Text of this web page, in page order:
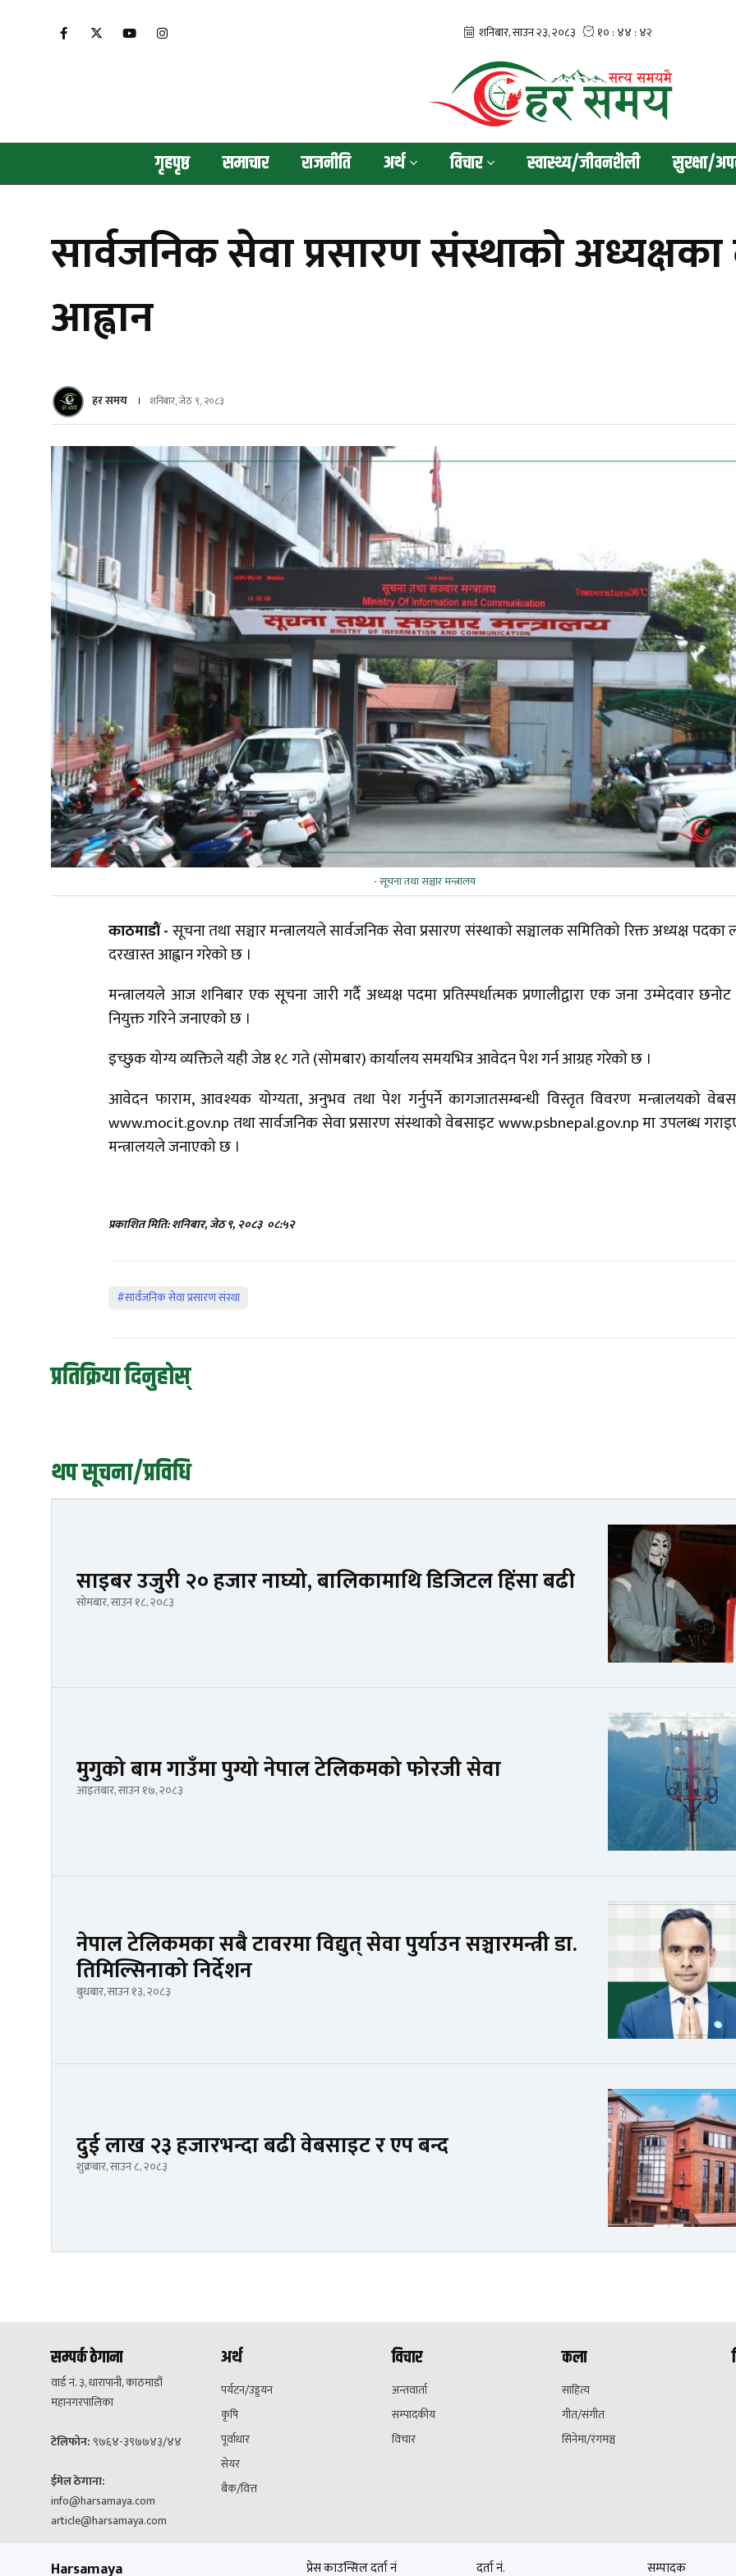
गृहपृष्ठ समाचार राजनीति अर्थ विचार स्वास्थ्य/जीवनशैली सुरक्षा/
सार्वजनिक सेवा प्रसारण संस्थाको
आह्वान
हर समय शनिबार, जेठ ९, २०८३
- सूचना तथा सञ्चार मन्त्रालय
काठमाडौं -सूचना तथा सञ्चार मन्त्रालयले सार्वजनिक सेवा प्रसारण संस्थाको सञ्चालक समितिको रिक्त अध्यक्ष पदका
दरखास्त आह्वान गरेको छ ।
मन्त्रालयले आज शनिबार एक सूचना जारी गर्दै अध्यक्ष पदमा प्रतिस्पर्धात्मक प्रणालीद्वारा एक जना उम्मेदवार छनोट
नियुक्त गरिने जनाएको छ ।
इच्छुक योग्य व्यक्तिले यही जेष्ठ १८ गते (सोमबार) कार्यालय समयभित्र आवेदन पेश गर्न आग्रह गरेको छ ।
आवेदन फाराम, आवश्यक योग्यता, अनुभव तथा पेश गर्नुपर्ने कागजातसम्बन्धी विस्तृत विवरण मन्त्रालयको
www.mocit.gov.np तथा सार्वजनिक सेवा प्रसारण संस्थाको वेबसाइट www.psbnepal.gov.np मा उपलब्ध
मन्त्रालयले जनाएको छ ।
प्रकाशित मिति: शनिबार, जेठ ९, २०८३ ०८:५२
#सार्वजनिक सेवा प्रसारण संस्था
प्रतिक्रिया दिनुहोस्
थप सूचना/प्रविधि
साइबर उजुरी २० हजार नाघ्यो, बालिकामाथि डिजिटल हिंसा बढी
सोमबार, साउन १८, २०८३
मुगुको बाम गाउँमा पुग्यो नेपाल टेलिकमको फोरजी सेवा
आइतबार, साउन १७, २०८३
नेपाल टेलिकमका सबै टावरमा विद्युत् सेवा पुर्याउन सञ्चारमन्त्री डा.
तिमिल्सिनाको निर्देशन
बुधबार, साउन १३, २०८३
दुई लाख २३ हजारभन्दा बढी वेबसाइट र एप बन्द
शुक्रबार, साउन ८, २०८३
सम्पर्क ठेगाना
वार्ड नं. ३, धारापानी, काठमाडौं
महानगरपालिका
टेलिफोन: ९७६४-३९७७४३/४४
ईमेल ठेगाना:
info@harsamaya.com
article@harsamaya.com
अर्थ
पर्यटन/उड्डयन
कृषि
पूर्वाधार
सेयर
बैक/वित्त
विचार
अन्तवार्ता
सम्पादकीय
विचार
कला
साहित्य
गीत/संगीत
सिनेमा/रंगमञ्च
Harsamaya प्रेस काउन्सिल दर्ता नं दर्ता नं. सम्पादक